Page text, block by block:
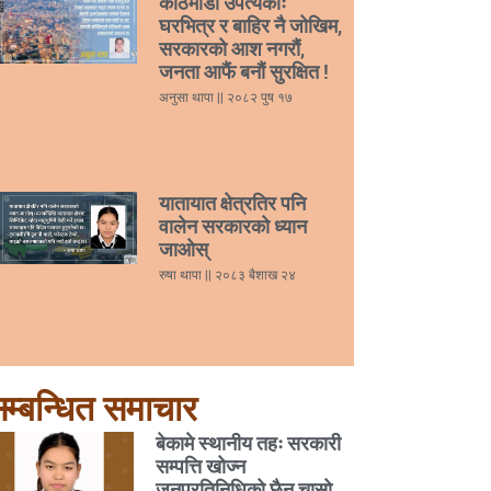
घरभित्र र बाहिर नै जोखिम,
सरकारको आश नगरौं,
जनता आफैं बनौं सुरक्षित !
अनुसा थापा २०८२ पुष १७
यातायात क्षेत्रतिर पनि
वालेन सरकारको ध्यान
जाओस्
रुषा थापा २०८३ बैशाख २४
समाचार
बेकामे स्थानीय तहः सरकारी
सम्पत्ति खोज्न